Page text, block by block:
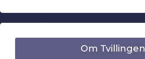
Om Tvillingen